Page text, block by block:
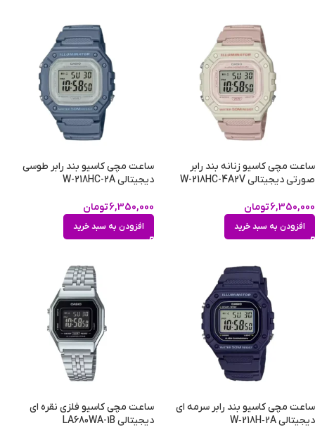
ساعت مچی کاسیو زنانه بند رابر
صورتی دیجیتالی W-218HC-4A2V
6,350,000تومان
افزودن به سبد خرید
ساعت مچی کاسیو بند رابر طوسی
دیجیتالی W-218HC-2A
6,350,000تومان
افزودن به سبد خرید
ساعت مچی کاسیو بند رابر سرمه ای
دیجیتالی W‑218H‑2A
ساعت مچی کاسیو فلزی نقره ای
دیجیتالی LA680WA-1B